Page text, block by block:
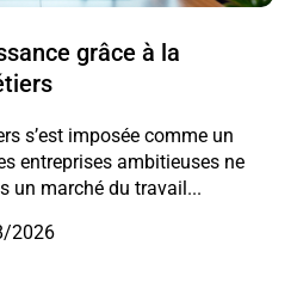
grâce à la
s’est imposée comme un
entreprises ambitieuses ne
un marché du travail...
2026